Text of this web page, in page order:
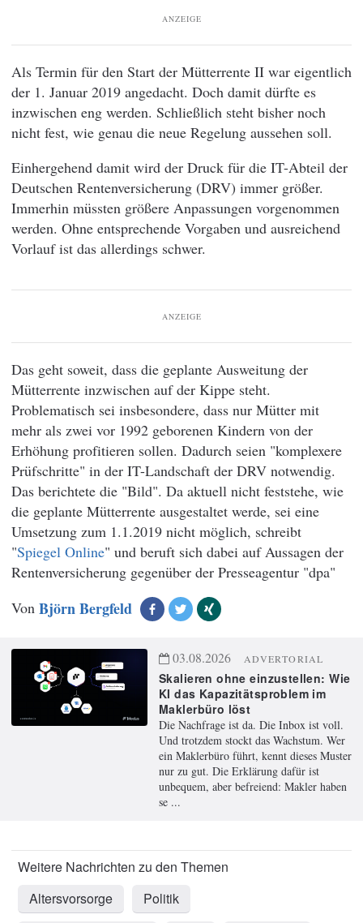
ANZEIGE
Als Termin für den Start der Mütterrente II war eigentlich
der 1. Januar 2019 angedacht. Doch damit dürfte es
inzwischen eng werden. Schließlich steht bisher noch
nicht fest, wie genau die neue Regelung aussehen soll.
Einhergehend damit wird der Druck für die IT-Abteil der
Deutschen Rentenversicherung (DRV) immer größer.
Immerhin müssten größere Anpassungen vorgenommen
werden. Ohne entsprechende Vorgaben und ausreichend
Vorlauf ist das allerdings schwer.
ANZEIGE
Das geht soweit, dass die geplante Ausweitung der
Mütterrente inzwischen auf der Kippe steht.
Problematisch sei insbesondere, dass nur Mütter mit
mehr als zwei vor 1992 geborenen Kindern von der
Erhöhung profitieren sollen. Dadurch seien "komplexere
Prüfschritte" in der IT-Landschaft der DRV notwendig.
Das berichtete die "Bild". Da aktuell nicht feststehe, wie
die geplante Mütterrente ausgestaltet werde, sei eine
Umsetzung zum 1.1.2019 nicht möglich, schreibt
"Spiegel Online" und beruft sich dabei auf Aussagen der
Rentenversicherung gegenüber der Presseagentur "dpa"
Von Björn Bergfeld
03.08.2026 ADVERTORIAL
Skalieren ohne einzustellen: Wie
KI das Kapazitätsproblem im
Maklerbüro löst
Die Nachfrage ist da. Die Inbox ist voll.
Und trotzdem stockt das Wachstum. Wer
ein Maklerbüro führt, kennt dieses Muster
nur zu gut. Die Erklärung dafür ist
unbequem, aber befreiend: Makler haben
se ...
Altersvorsorge
Politik